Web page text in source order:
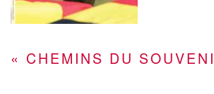
« CHEMINS DU